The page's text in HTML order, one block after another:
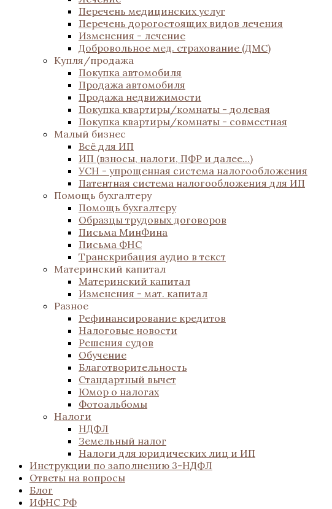
Перечень медицинских услуг
Перечень дорогостоящих видов лечения
Изменения - лечение
Добровольное мед. страхование (ДМС)
Купля/продажа
Покупка автомобиля
Продажа автомобиля
Продажа недвижимости
Покупка квартиры/комнаты - долевая
Покупка квартиры/комнаты - совместная
Малый бизнес
Всё для ИП
ИП (взносы, налоги, ПФР и далее...)
УСН - упрощенная система налогообложения
Патентная система налогообложения для ИП
Помощь бухгалтеру
Помощь бухгалтеру
Образцы трудовых договоров
Письма МинФина
Письма ФНС
Транскрибация аудио в текст
Материнский капитал
Материнский капитал
Изменения - мат. капитал
Разное
Рефинансирование кредитов
Налоговые новости
Решения судов
Обучение
Благотворительность
Стандартный вычет
Юмор о налогах
Фотоальбомы
Налоги
НДФЛ
Земельный налог
Налоги для юридических лиц и ИП
Инструкции по заполнению 3-НДФЛ
Ответы на вопросы
Блог
ИФНС РФ